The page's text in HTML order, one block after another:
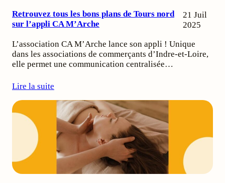
Retrouvez tous les bons plans de Tours nord
sur l’appli CA M’Arche
21 Juil
2025
L’association CA M’Arche lance son appli ! Unique
dans les associations de commerçants d’Indre-et-Loire,
elle permet une communication centralisée…
Lire la suite